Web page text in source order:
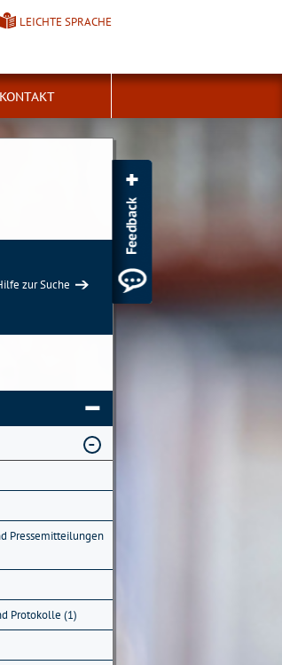
LEICHTE SPRACHE
KONTAKT
zur Suche
Pressemitteilungen
Protokolle (1)